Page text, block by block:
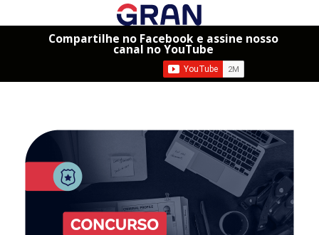
Compartilhe no Facebook e assine nosso
canal no YouTube